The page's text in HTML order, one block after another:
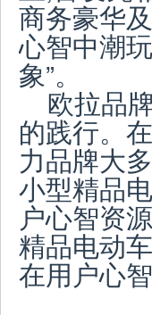
商务豪华
心智中潮
象”。
欧拉品
的践行。
力品牌大
小型精品
户心智资
精品电动
在用户心